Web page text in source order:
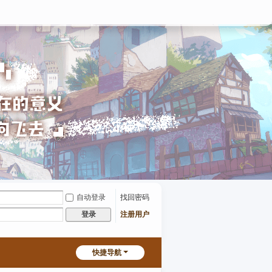
自动登录 找回密码
登录 注册用户
快捷导航